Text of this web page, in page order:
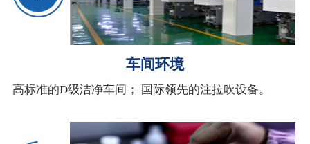
车间环境
高标准的D级洁净车间； 国际领先的注拉吹设备。